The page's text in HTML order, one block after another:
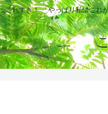
これすき！ 「やっぱり私はこれ